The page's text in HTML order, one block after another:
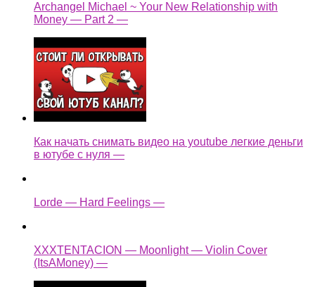
Archangel Michael ~ Your New Relationship with
Money — Part 2 —
Как начать снимать видео на youtube легкие деньги
в ютубе с нуля —
Lorde — Hard Feelings —
XXXTENTACION — Moonlight — Violin Cover
(ItsAMoney) —